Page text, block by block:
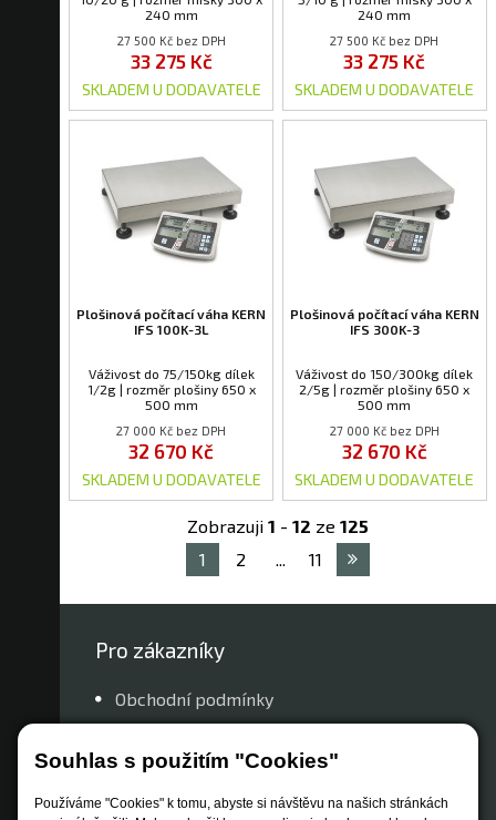
Souhlas s použitím "Cookies"
Používáme "Cookies" k tomu, abyste si návštěvu na našich stránkách
240 mm
27 500 Kč bez DPH
33 275 Kč
SKLADEM U DODAVATELE
240 mm
27 500 Kč bez DPH
33 275 Kč
SKLADEM U DODAVATELE
Plošinová počítací váha KERN
IFS 100K-3L
Váživost do 75/150kg dílek
1/2g | rozměr plošiny 650 x
500 mm
27 000 Kč bez DPH
32 670 Kč
SKLADEM U DODAVATELE
Plošinová počítací váha KERN
IFS 300K-3
Váživost do 150/300kg dílek
2/5g | rozměr plošiny 650 x
500 mm
27 000 Kč bez DPH
32 670 Kč
SKLADEM U DODAVATELE
Zobrazuji 1 - 12 ze 125
1
2 11
Pro zákazníky
Obchodní podmínky
Způsob dopravy
Zastoupení značek
Reklamační řád